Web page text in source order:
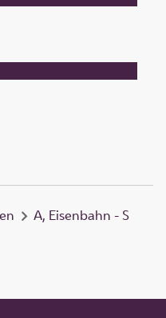
A, Eisenbahn - S